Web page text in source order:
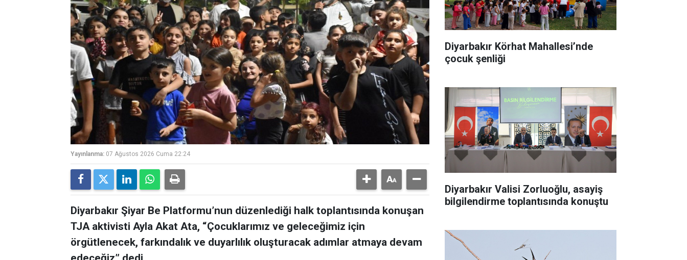
Yayınlanma: 07 Ağustos 2026 Cuma 22:24
Diyarbakır Şiyar Be Platformu’nun düzenlediği halk toplantısında konuşan
TJA aktivisti Ayla Akat Ata, “Çocuklarımız ve geleceğimiz için
örgütlenecek, farkındalık ve duyarlılık oluşturacak adımlar atmaya devam
Diyarbakır Körhat Mahallesi’nde
çocuk şenliği
Diyarbakır Valisi Zorluoğlu, asayiş
bilgilendirme toplantısında konuştu